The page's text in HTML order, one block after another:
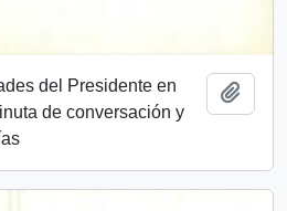
del Presidente en
de conversación y